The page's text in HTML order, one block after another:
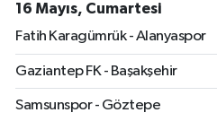
16 Mayıs, Cumartesi
Fatih Karagümrük - Alanyaspor
Gaziantep FK - Başakşehir
Samsunspor - Göztepe